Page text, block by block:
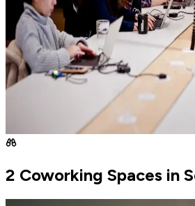
2 Coworking Spaces in